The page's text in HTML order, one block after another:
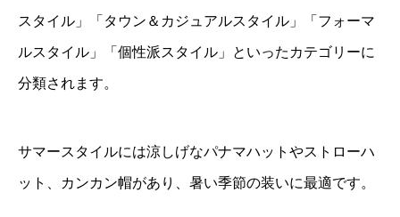
スタイル」「タウン＆カジュアルスタイル」「フォーマ
ルスタイル」「個性派スタイル」といったカテゴリーに
分類されます。
サマースタイルには涼しげなパナマハットやストローハ
ット、カンカン帽があり、暑い季節の装いに最適です。